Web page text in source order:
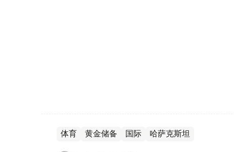
体育 黄金储备 国际 哈萨克斯坦